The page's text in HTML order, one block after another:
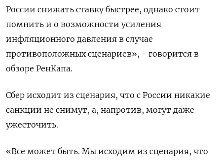
России снижать ставку быстрее, однако стоит
помнить и о возможности усиления
инфляционного давления в случае
противоположных сценариев», - говорится в
обзоре РенКапа.
Сбер исходит из сценария, что с России никакие
санкции не снимут, а, напротив, могут даже
ужесточить.
«Все может быть. Мы исходим из сценария, что